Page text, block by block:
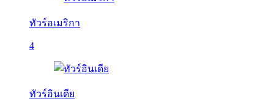
ทัวร์อเมริกา
4
ทัวร์อินเดีย